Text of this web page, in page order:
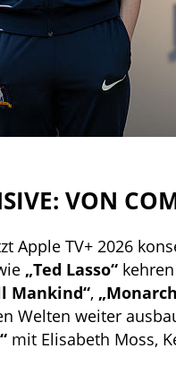
VON
Apple TV+ 2026
„Ted Lasso“
Mankind“,
Welten weiter
mit Elisabeth Moss,